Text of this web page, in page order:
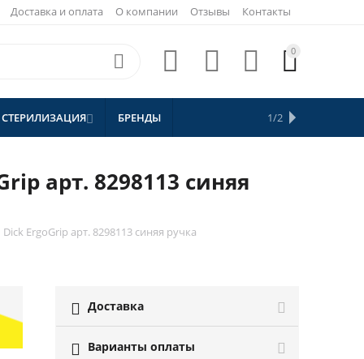
Доставка и оплата О компании Отзывы Контакты
0


 

 БРЕНДЫ 1/2
арт. 8298113 синяя
ErgoGrip арт. 8298113 синяя ручка
 Доставка
 Варианты оплаты